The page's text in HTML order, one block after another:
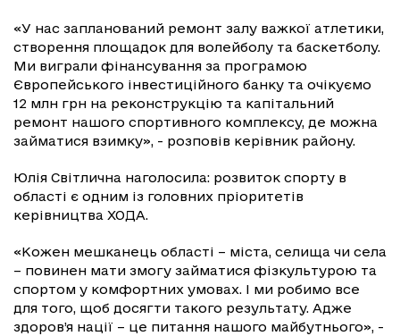
«У нас запланований ремонт залу важкої атлетики,
створення площадок для волейболу та баскетболу.
Ми виграли фінансування за програмою
Європейського інвестиційного банку та очікуємо
12 млн грн на реконструкцію та капітальний
ремонт нашого спортивного комплексу, де можна
займатися взимку», - розповів керівник району.
Юлія Світлична наголосила: розвиток спорту в
області є одним із головних пріоритетів
керівництва ХОДА.
«Кожен мешканець області – міста, селища чи села
– повинен мати змогу займатися фізкультурою та
спортом у комфортних умовах. І ми робимо все
для того, щоб досягти такого результату. Адже
здоров’я нації – це питання нашого майбутнього», -